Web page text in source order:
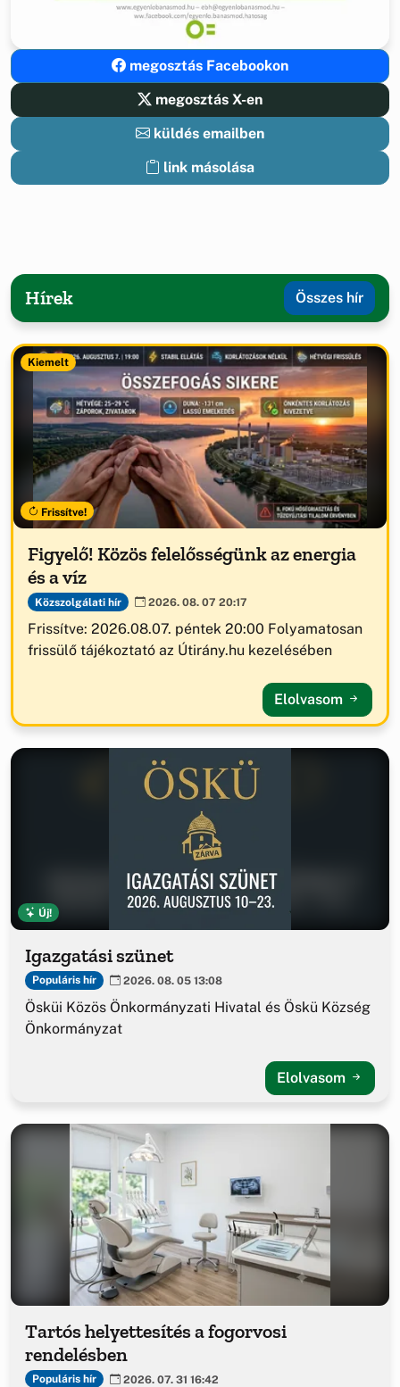
megosztás Facebookon
megosztás X-en
küldés emailben
link másolása
Hírek Összes hír
Kiemelt
Frissítve!
Figyelő! Közös felelősségünk az energia
és a víz
Közszolgálati hír 2026. 08. 07 20:17
Frissítve: 2026.08.07. péntek 20:00 Folyamatosan
frissülő tájékoztató az Útirány.hu kezelésében
Elolvasom
Új!
Igazgatási szünet
Populáris hír 2026. 08. 05 13:08
Ösküi Közös Önkormányzati Hivatal és Öskü Község
Önkormányzat
Elolvasom
Tartós helyettesítés a fogorvosi
rendelésben
Populáris hír 2026. 07. 31 16:42